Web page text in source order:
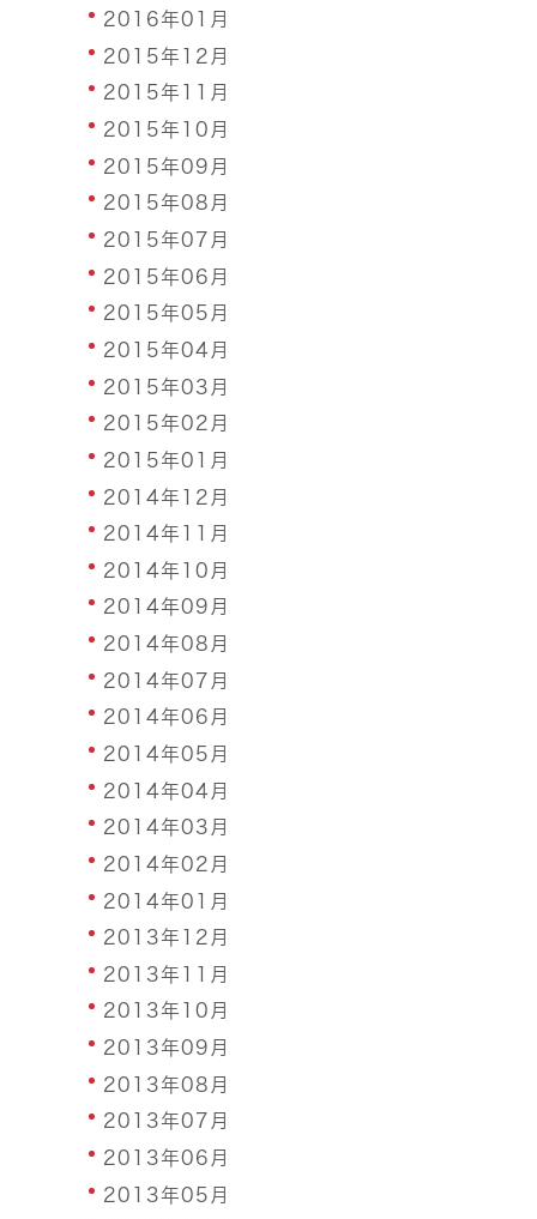
2016年01月
2015年12月
2015年11月
2015年10月
2015年09月
2015年08月
2015年07月
2015年06月
2015年05月
2015年04月
2015年03月
2015年02月
2015年01月
2014年12月
2014年11月
2014年10月
2014年09月
2014年08月
2014年07月
2014年06月
2014年05月
2014年04月
2014年03月
2014年02月
2014年01月
2013年12月
2013年11月
2013年10月
2013年09月
2013年08月
2013年07月
2013年06月
2013年05月